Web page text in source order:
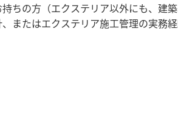
ちの方（エクステリア以外にも、建
またはエクステリア施工管理の実務